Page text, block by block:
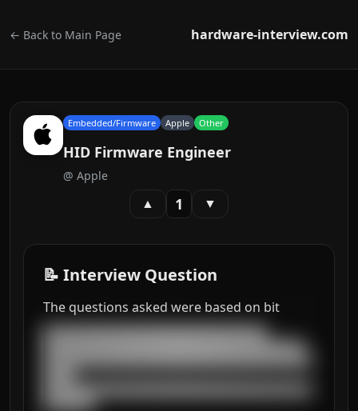
← Back to Main Page hardware-interview.com
Embedded/Firmware Apple Other
HID Firmware Engineer
@ Apple
▲ 1 ▼
📝 Interview Question
The questions asked were based on bit
███████████████████████████████████
█████████████████████████████████████████
██████████████████████████████████████████
████████